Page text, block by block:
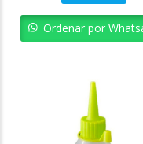
Ordenar por